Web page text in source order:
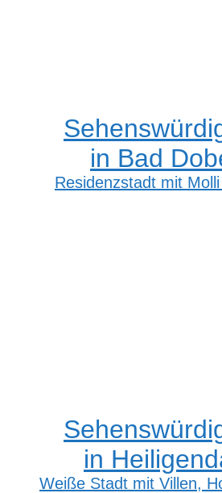
in Bad
Residenzstadt mit
in
Weiße Stadt mit Villen,